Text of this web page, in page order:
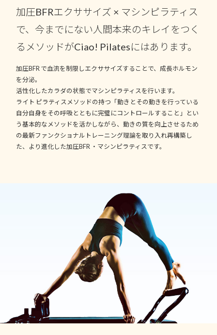
加圧BFRエクササイズ × マシンピラティス
で、今までにない人間本来のキレイをつく
るメソッドがCiao! Pilatesにはあります。
加圧BFR で血流を制限しエクササイズすることで、成長ホルモン
を分泌。
活性化したカラダの状態でマシンピラティスを行います。
ライト ピラティスメソッドの持つ「動きとその動きを行っている
自分自身をその呼吸とともに完璧にコントロールすること」とい
う基本的なメソッドを活かしながら、動きの質を向上させるため
の最新ファンクショナルトレーニング理論を取り入れ再構築し
た、より進化した加圧BFR ・マシンピラティスです。